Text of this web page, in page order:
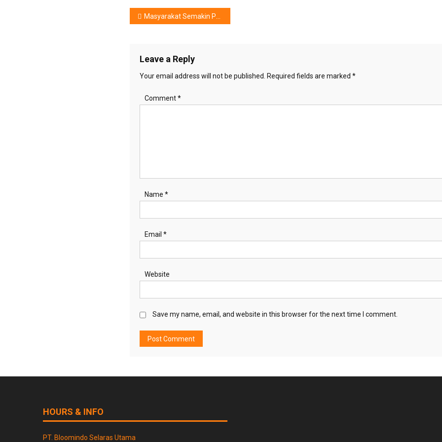
Post
Masyarakat Semakin Peduli Kualitas Air Minum, AQUA Hadirkan Dispenser AWD-3A1SUBV
Leave a Reply
Your email address will not be published. Required fields are marked *
Comment*
Name *
Email *
Website
Save my name, email, and website in this browser for the next time I comment.
HOURS & INFO
PT. Bloomindo Selaras Utama